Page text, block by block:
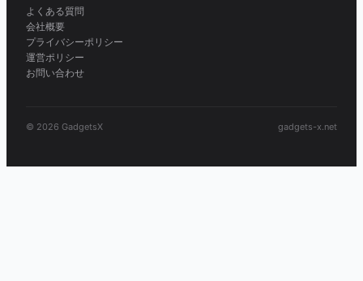
よくある質問
会社概要
プライバシーポリシー
運営ポリシー
お問い合わせ
© 2026 GadgetsX gadgets-x.net